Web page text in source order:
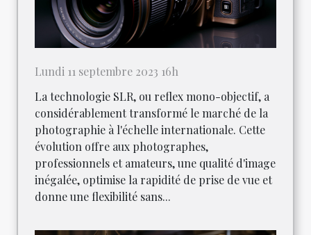
Lundi 11 septembre 2023 16h
La technologie SLR, ou reflex mono-objectif, a
considérablement transformé le marché de la
photographie à l'échelle internationale. Cette
évolution offre aux photographes,
professionnels et amateurs, une qualité d'image
inégalée, optimise la rapidité de prise de vue et
donne une flexibilité sans...